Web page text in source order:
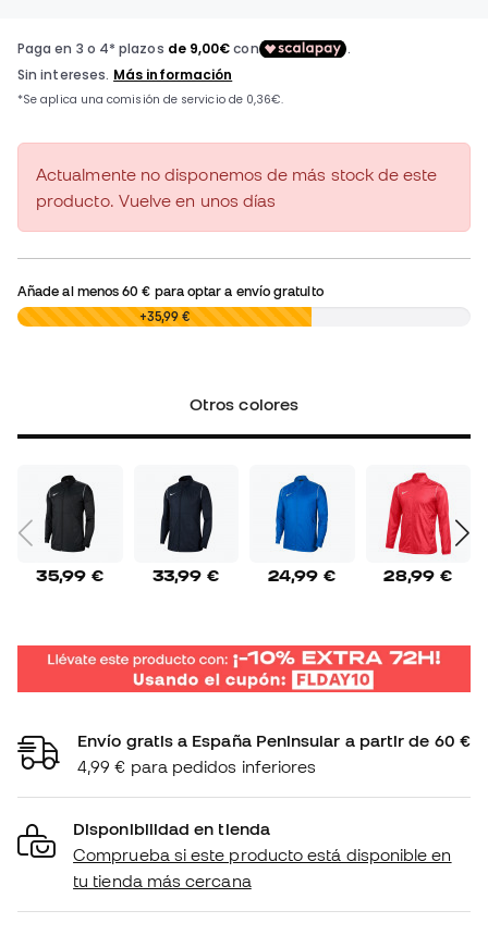
Actualmente no disponemos de más stock de este
producto. Vuelve en unos días
Añade al menos60 € para optar a envío gratuito
0,00 € +35,99 €
Otros colores
35,99 € 33,99 € 24,99 € 28,99 €
Envío gratis a España Peninsular a partir de 60 €
4,99 € para pedidos inferiores
Disponibilidad en tienda
Comprueba si este producto está disponible en
tu tienda más cercana